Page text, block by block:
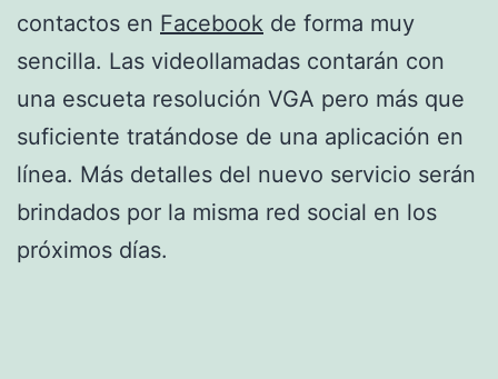
contactos en Facebook de forma muy
sencilla. Las videollamadas contarán con
una escueta resolución VGA pero más que
suficiente tratándose de una aplicación en
línea. Más detalles del nuevo servicio serán
brindados por la misma red social en los
próximos días.